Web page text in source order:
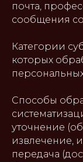
почта,
сообщения
Категории
которых
Способы
уточнение
извлечение,
передача